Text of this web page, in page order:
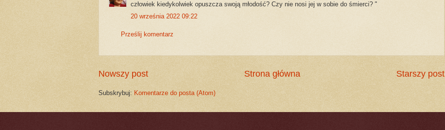
człowiek kiedykolwiek opuszcza swoją młodość? Czy nie nosi jej w sobie do śmierci? "
20 września 2022 09:22
Prześlij komentarz
Nowszy post Starszy post
Strona główna
Subskrybuj: Komentarze do posta (Atom)